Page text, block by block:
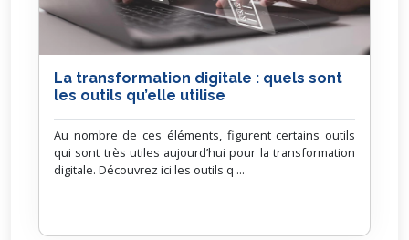
La transformation digitale : quels sont
les outils qu’elle utilise
Au nombre de ces éléments, figurent certains outils
qui sont très utiles aujourd’hui pour la transformation
digitale. Découvrez ici les outils q ...